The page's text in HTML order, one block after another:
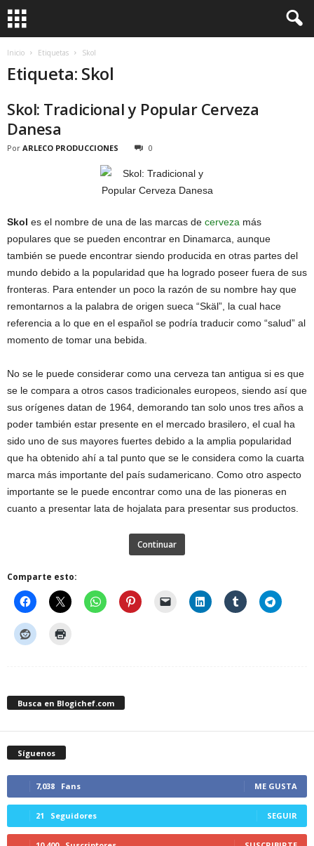
Inicio Etiquetas Skol
Etiqueta: Skol
Skol: Tradicional y Popular Cerveza
Danesa
Por ARLECO PRODUCCIONES 0
Skol es el nombre de una de las marcas de cerveza más
populares que se pueden encontrar en Dinamarca, aunque
también se puede encontrar siendo producida en otras partes del
mundo debido a la popularidad que ha logrado poseer fuera de sus
fronteras. Para entender un poco la razón de su nombre hay que
remontarnos a la palabra de origen sueca “Skäl”, la cual hace
referencia a lo que en el español se podría traducir como “salud” al
momento de tomar una bebida.
No se le puede considerar como una cerveza tan antigua si es que
se le compara a otros casos tradicionales europeos, siendo así que
sus orígenes datan de 1964, demorando tan solo unos tres años a
poder también estar presente en el mercado brasilero, el cual ha
sido uno de sus mayores fuertes debido a la amplia popularidad
que ha obtenido ahí a tal punto que se le considera como la cuarta
marca más importante del país sudamericano. Como otro aspecto
importante se le puede encontrar como una de las pioneras en
cuanto a presentar lata de hojalata para presentar sus productos.
Continuar
Comparte esto:
Busca en Blogichef.com
Síguenos
7,038 Fans ME GUSTA
21 Seguidores SEGUIR